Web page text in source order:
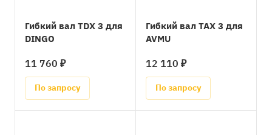
Гибкий вал TDX 3 для
DINGO
11 760 ₽
По запросу
Гибкий вал TAX 3 для
AVMU
12 110 ₽
По запросу